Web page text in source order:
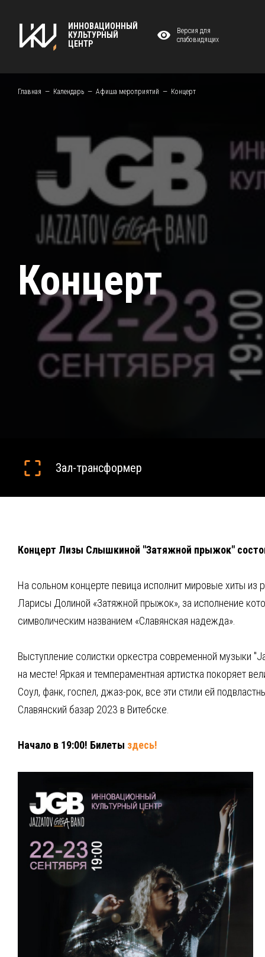
ИННОВАЦИОННЫЙ
КУЛЬТУРНЫЙ
ЦЕНТР
Версия для
слабовидящих
Главная Календарь Афиша мероприятий Концерт
Концерт
Зал-трансформер
Концерт Лизы Слышкиной "Затяжной прыжок"
На сольном концерте певица исполнит мировые хиты
Ларисы Долиной «Затяжной прыжок», за исполнение
символическим названием «Славянская надежда».
Выступление солистки оркестра современной музыки
на месте! Яркая и темпераментная артистка покоряет
Соул, фанк, госпел, джаз-рок, все эти стили ей
Славянский базар 2023 в Витебске.
Начало в 19:00! Билеты здесь!